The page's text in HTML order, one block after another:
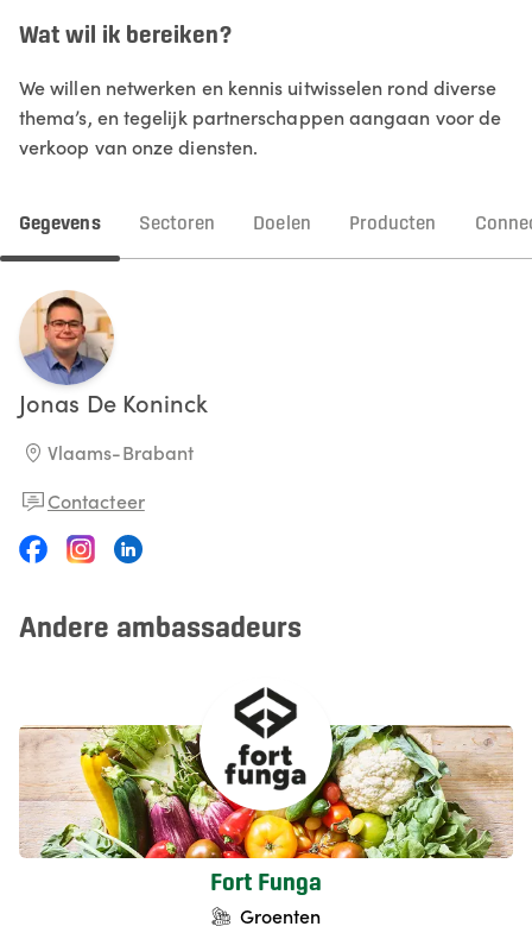
Wat wil ik bereiken?
We willen netwerken en kennis uitwisselen rond diverse
thema’s, en tegelijk partnerschappen aangaan voor de
verkoop van onze diensten.
Gegevens Sectoren Doelen Producten
Jonas De Koninck
Vlaams-Brabant
Contacteer
Andere ambassadeurs
Fort Funga
Groenten